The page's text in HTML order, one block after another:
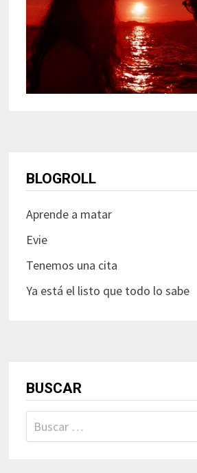
BLOGROLL
Aprende a matar
Evie
Tenemos una cita
Ya está el listo que todo lo sabe
BUSCAR
Buscar: